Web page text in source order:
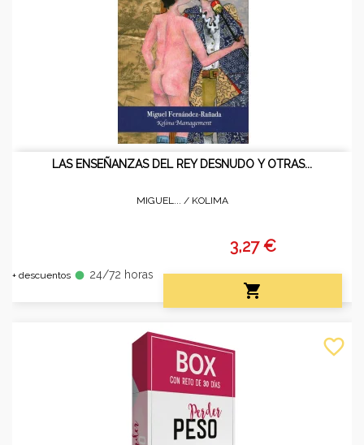
LAS ENSEÑANZAS DEL REY DESNUDO Y OTRAS...
MIGUEL... / KOLIMA
+ descuentos fiber_manual_record 24/72 horas
3,27 €

favorite_border